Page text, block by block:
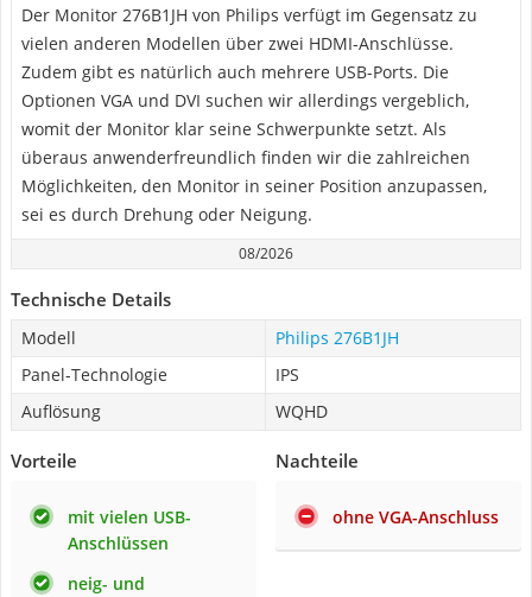
Der Monitor 276B1JH von Philips verfügt im Gegensatz zu
vielen anderen Modellen über zwei HDMI-Anschlüsse.
Zudem gibt es natürlich auch mehrere USB-Ports. Die
Optionen VGA und DVI suchen wir allerdings vergeblich,
womit der Monitor klar seine Schwerpunkte setzt. Als
überaus anwenderfreundlich finden wir die zahlreichen
Möglichkeiten, den Monitor in seiner Position anzupassen,
sei es durch Drehung oder Neigung.
08/2026
Technische Details
Modell
Philips 276B1JH
Panel-Technologie
IPS
Auflösung
WQHD
Vorteile
mit vielen USB-
Anschlüssen
neig- und
Nachteile
ohne VGA-Anschluss